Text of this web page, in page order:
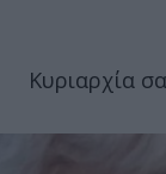
Κυριαρχία